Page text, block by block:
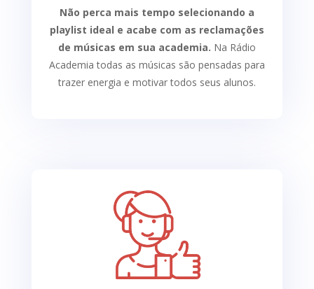
Não perca mais tempo selecionando a
playlist ideal e acabe com as reclamações
de músicas em sua academia. Na Rádio
Academia todas as músicas são pensadas para
trazer energia e motivar todos seus alunos.